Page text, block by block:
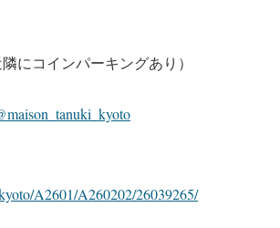
にコインパーキングあり）
A2601/A260202/26039265/